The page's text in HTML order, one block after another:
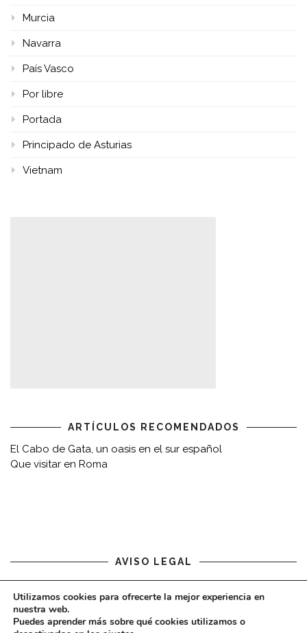
Murcia
Navarra
País Vasco
Por libre
Portada
Principado de Asturias
Vietnam
ARTÍCULOS RECOMENDADOS
El Cabo de Gata, un oasis en el sur español
Que visitar en Roma
AVISO LEGAL
Aviso legal
Utilizamos cookies para ofrecerte la mejor experiencia en
nuestra web.
Puedes aprender más sobre qué cookies utilizamos o